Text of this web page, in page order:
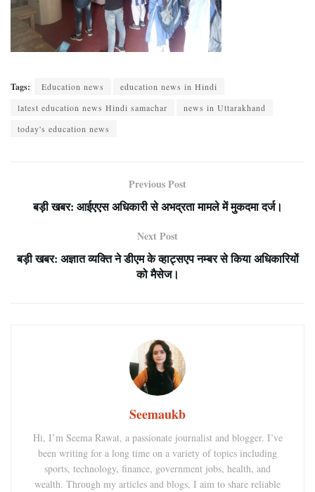
Tags: Education news
education news in Hindi
latest education news Hindi samachar
news in Uttarakhand
today's education news
Previous Post
बड़ी खबर: आईएएस अधिकारी से अभद्रता मामले में मुकदमा दर्ज।
Next Post
बड़ी खबर: अज्ञात व्यक्ति ने डीएम के व्हाट्सएप नम्बर से किया अधिकारियों
को मैसेज।
Seemaukb
Hi, I’m Seema Rawat, a passionate journalist and blogger. I’ve
been writing for a long time on a variety of topics including
sports, technology, finance, government jobs, health, and
wealth. Through my articles and blogs, I aim to share reliable